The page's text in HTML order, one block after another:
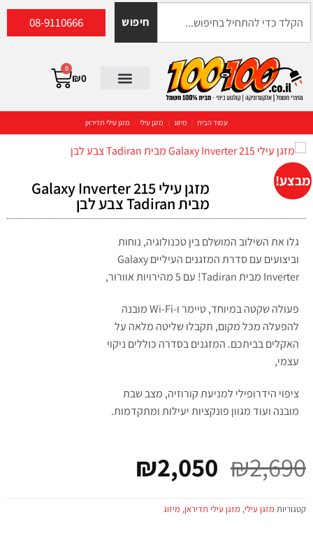
חיפוש 08-9110666
₪0
0
עמוד הבית / מיזוג / מזגן עילי / מזגן עילי תדיראן
מבצע! מזגן עילי 215 Galaxy Inverter
מבית Tadiran צבע לבן
גלו את השילוב המושלם בין טכנולוגיה, נוחות
וביצועים עם סדרת המזגנים העיליים Galaxy
Inverter מבית Tadiran! עם 5 מהירויות אוורור,
פעולה שקטה במיוחד, טיימר ו-Wi-Fi מובנה
להפעלה מכל מקום, תקבלו שליטה מלאה על
האקלים בביתכם. המזגנים בסדרה כוללים ניקוי
עצמי,
ציפוי הידרופילי למניעת קורוזיה, מצב שבת
מובנה ועוד מגוון פונקציות יעילות ומתקדמות.
₪2,690
₪2,050
קטגוריות מזגן עילי, מזגן עילי תדיראן, מיזוג